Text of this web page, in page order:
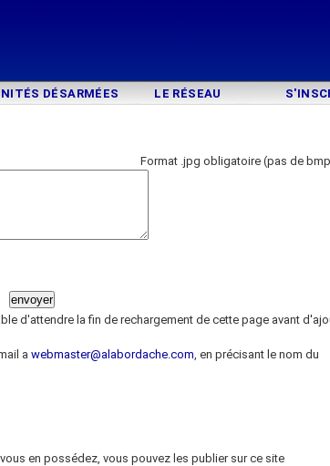
DÉSARMÉES LE RÉSEAU
Format .jpg obligatoire (pas de
d'attendre la fin de rechargement de cette page avant
a webmaster@alabordache.com, en précisant le nom du
en possédez, vous pouvez les publier sur ce site